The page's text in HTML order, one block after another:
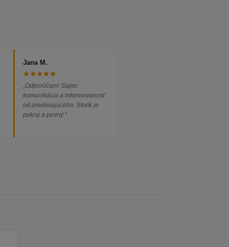
Jana M.
„Odporúčam! Super
komunikácia a informovanosť
od predávajúceho. Stolík je
pekný a pevný.“